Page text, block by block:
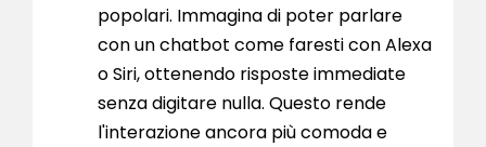
popolari. Immagina di poter parlare
con un chatbot come faresti con Alexa
o Siri, ottenendo risposte immediate
senza digitare nulla. Questo rende
l'interazione ancora più comoda e